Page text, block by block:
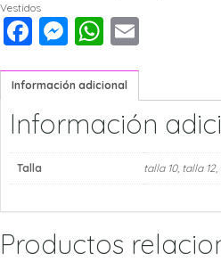
rayas
cintura
de
Vestidos
Facebook
Messenger
Información adicional
Información
Talla talla 10, talla 12,
Productos